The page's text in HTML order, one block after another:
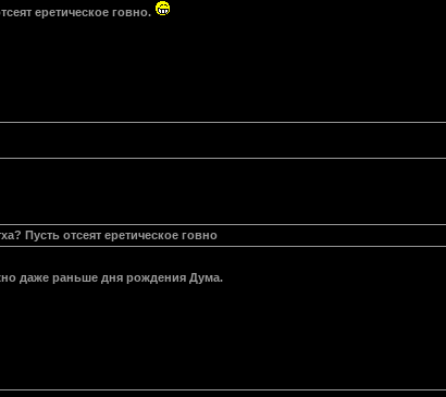
еретическое говно.
Пусть отсеят еретическое говно
даже раньше дня рождения Дума.